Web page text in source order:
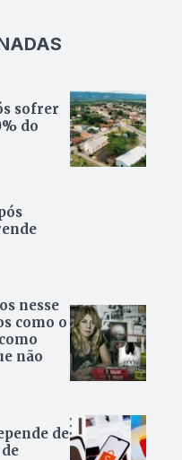
sofrer
do
nesse
como o
não
de